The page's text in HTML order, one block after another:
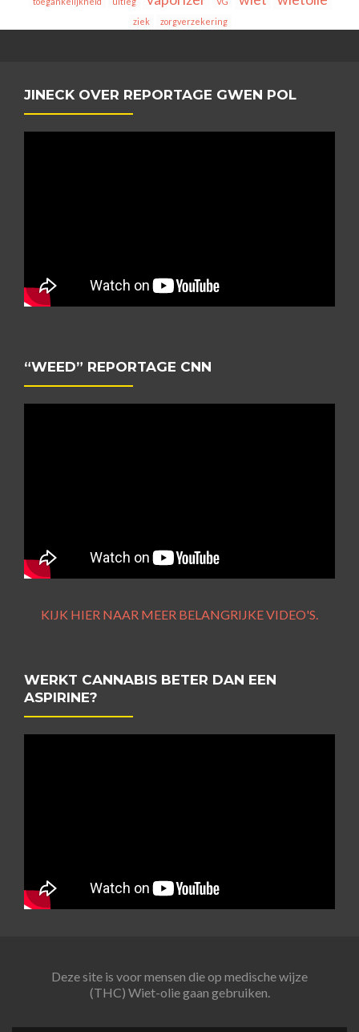
ziek zorgverzekering
JINECK OVER REPORTAGE GWEN POL
“WEED” REPORTAGE CNN
KIJK HIER NAAR MEER BELANGRIJKE VIDEO'S.
WERKT CANNABIS BETER DAN EEN
ASPIRINE?
Deze site is voor mensen die op medische wijze
(THC) Wiet-olie gaan gebruiken.